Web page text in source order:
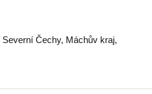
Severní Čechy, Máchův kraj,